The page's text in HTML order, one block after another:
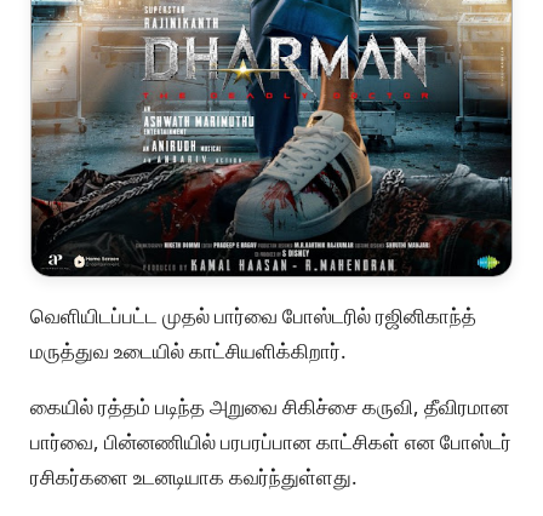
வெளியிடப்பட்ட முதல் பார்வை போஸ்டரில் ரஜினிகாந்த்
மருத்துவ உடையில் காட்சியளிக்கிறார்.
கையில் ரத்தம் படிந்த அறுவை சிகிச்சை கருவி, தீவிரமான
பார்வை, பின்னணியில் பரபரப்பான காட்சிகள் என போஸ்டர்
ரசிகர்களை உடனடியாக கவர்ந்துள்ளது.